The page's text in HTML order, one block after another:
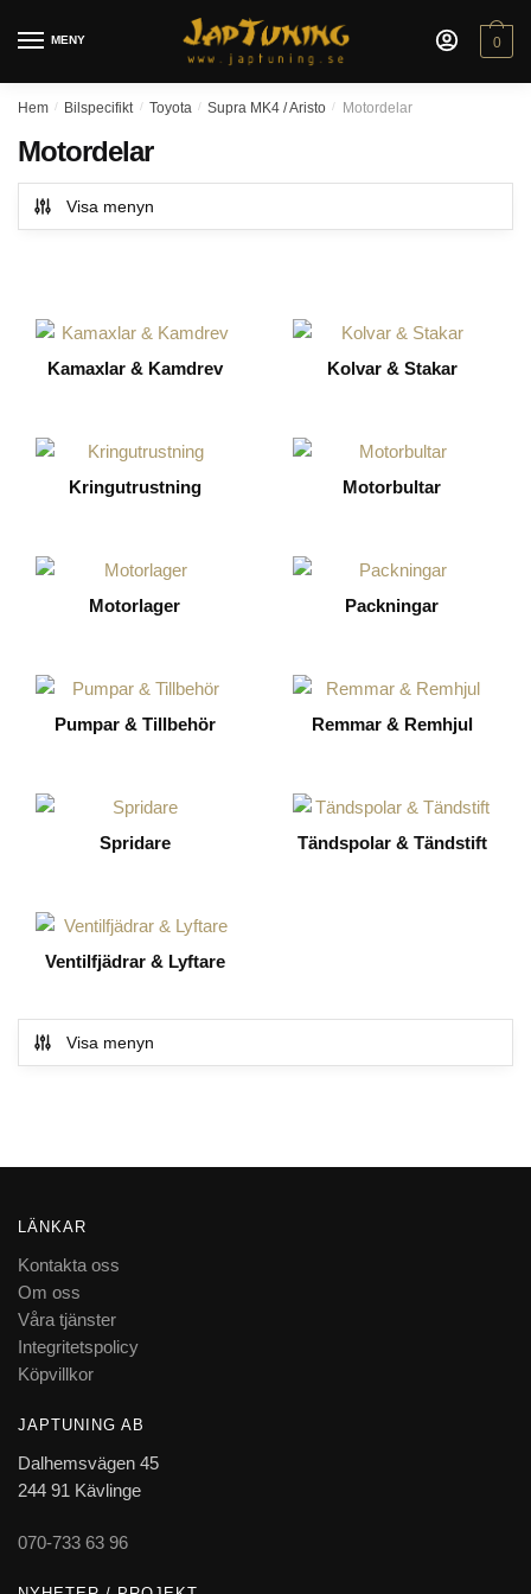
MENY 0
Hem / Bilspecifikt / Toyota / Supra MK4 / Aristo / Motordelar
Motordelar
Visa menyn
Kamaxlar & Kamdrev Kolvar & Stakar
Kringutrustning Motorbultar
Motorlager Packningar
Pumpar & Tillbehör Remmar & Remhjul
Spridare Tändspolar & Tändstift
Ventilfjädrar & Lyftare
Visa menyn
LÄNKAR
Kontakta oss
Om oss
Våra tjänster
Integritetspolicy
Köpvillkor
JAPTUNING AB
Dalhemsvägen 45
244 91 Kävlinge
070-733 63 96